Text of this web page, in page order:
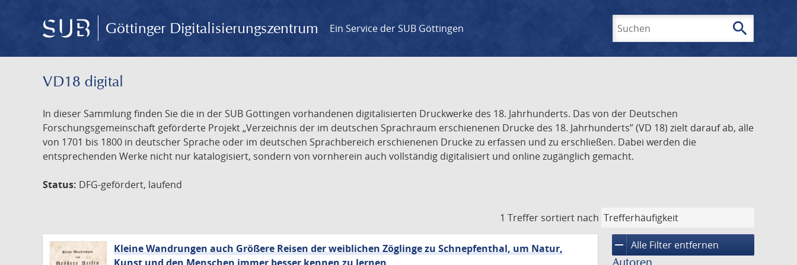
Göttinger Digitalisierungszentrum Ein Service der SUB Göttingen search
VD18 digital
In dieser Sammlung finden Sie die in der SUB Göttingen vorhandenen digitalisierten Druckwerke des 18. Jahrhunderts. Das von der Deutschen
Forschungsgemeinschaft geförderte Projekt „Verzeichnis der im deutschen Sprachraum erschienenen Drucke des 18. Jahrhunderts” (VD 18) zielt darauf ab, alle
von 1701 bis 1800 in deutscher Sprache oder im deutschen Sprachbereich erschienenen Drucke zu erfassen und zu erschließen. Dabei werden die
entsprechenden Werke nicht nur katalogisiert, sondern von vornherein auch vollständig digitalisiert und online zugänglich gemacht.
Status: DFG-gefördert, laufend
1 Treffer sortiert nach
remove Alle Filter entfernen
Kleine Wandrungen auch Größere Reisen der weiblichen Zöglinge zu Schnepfenthal, um Natur,